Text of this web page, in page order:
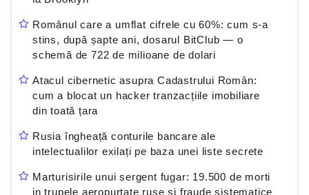
Românul care a umflat cifrele cu 60%: cum s-a
stins, după șapte ani, dosarul BitClub — o
schemă de 722 de milioane de dolari
Atacul cibernetic asupra Cadastrului Român:
cum a blocat un hacker tranzacțiile imobiliare
din toată țara
Rusia îngheață conturile bancare ale
intelectualilor exilați pe baza unei liste secrete
Marturisirile unui sergent fugar: 19.500 de morti
in trupele aeropurtate ruse si fraude sistematice